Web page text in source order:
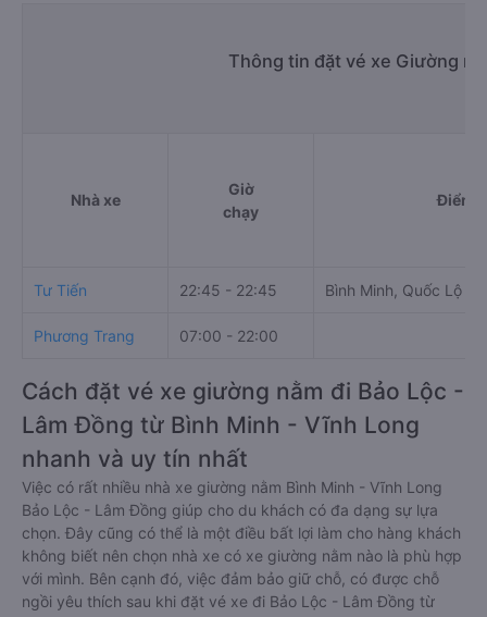
Thông tin đặt vé xe Giường
Nhà xe
Giờ
chạy
Điểm
Tư Tiến 22:45 - 22:45 Bình Minh, Quốc Lộ 1A
Phương Trang 07:00 - 22:00
Cách đặt vé xe giường nằm đi Bảo Lộc -
Lâm Đồng từ Bình Minh - Vĩnh Long
nhanh và uy tín nhất
Việc có rất nhiều nhà xe giường nằm Bình Minh - Vĩnh Long
Bảo Lộc - Lâm Đồng giúp cho du khách có đa dạng sự lựa
chọn. Đây cũng có thể là một điều bất lợi làm cho hàng khách
không biết nên chọn nhà xe có xe giường nằm nào là phù hợp
với mình. Bên cạnh đó, việc đảm bảo giữ chỗ, có được chỗ
ngồi yêu thích sau khi đặt vé xe đi Bảo Lộc - Lâm Đồng từ